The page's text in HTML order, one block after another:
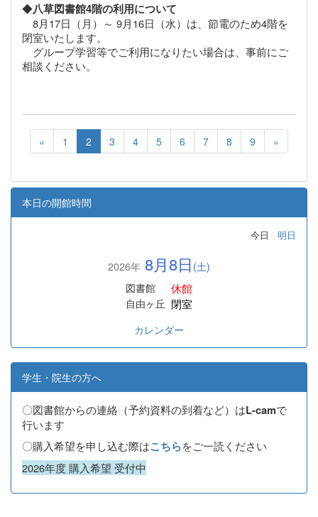
◆八草図書館4階の利用について
8月17日（月）～ 9月16日（水）は、節電のため4階を
閉室いたします。
グループ学習等でご利用になりたい場合は、事前にご
相談ください。
« 1 2 3 4 5 6 7 8 9 »
本日の開館時間
今日 明日
2026年 8月8日 (土)
図書館
休館
自由ヶ丘 閉室
カレンダー
学生・院生の方へ
〇図書館からの連絡（予約資料の到着など）はL-camで
行います
〇購入希望を申し込む際はこちらをご一読ください
2026年度 購入希望 受付中